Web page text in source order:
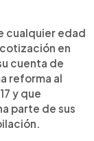
cualquier edad
en
cuenta de
reforma al
y que
parte de sus